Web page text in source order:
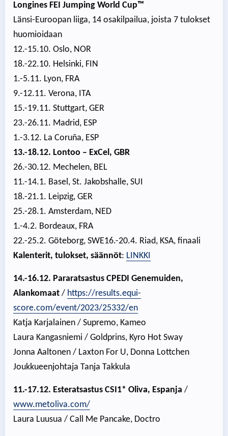
Longines FEI Jumping World Cup™
Länsi-Euroopan liiga, 14 osakilpailua, joista 7 tulokset
huomioidaan
12.-15.10. Oslo, NOR
18.-22.10. Helsinki, FIN
1.-5.11. Lyon, FRA
9.-12.11. Verona, ITA
15.-19.11. Stuttgart, GER
23.-26.11. Madrid, ESP
1.-3.12. La Coruña, ESP
13.-18.12. Lontoo – ExCel, GBR
26.-30.12. Mechelen, BEL
11.-14.1. Basel, St. Jakobshalle, SUI
18.-21.1. Leipzig, GER
25.-28.1. Amsterdam, NED
1.-4.2. Bordeaux, FRA
22.-25.2. Göteborg, SWE16.-20.4. Riad, KSA, finaali
Kalenterit, tulokset, säännöt: LINKKI
14.-16.12. Pararatsastus CPEDI Genemuiden,
Alankomaat / https://results.equi-
score.com/event/2023/25332/en
Katja Karjalainen / Supremo, Kameo
Laura Kangasniemi / Goldprins, Kyro Hot Sway
Jonna Aaltonen / Laxton For U, Donna Lottchen
Joukkueenjohtaja Tanja Takkula
11.-17.12. Esteratsastus CSI1* Oliva, Espanja /
www.metoliva.com/
Laura Luusua / Call Me Pancake, Doctro